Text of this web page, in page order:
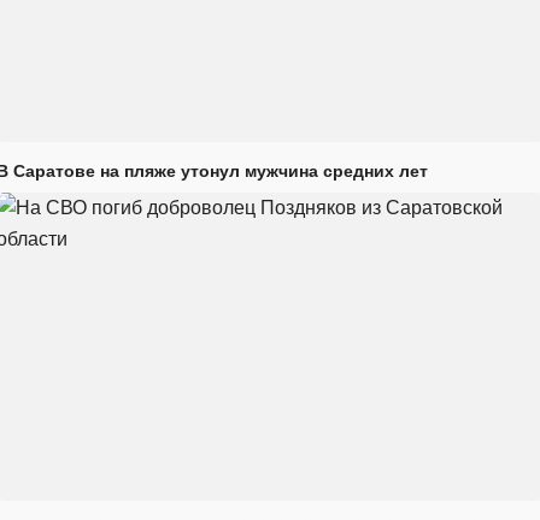
Саратове на пляже утонул мужчина средних лет